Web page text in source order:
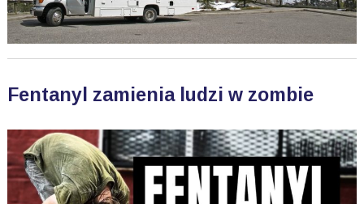
Fentanyl zamienia ludzi w zombie